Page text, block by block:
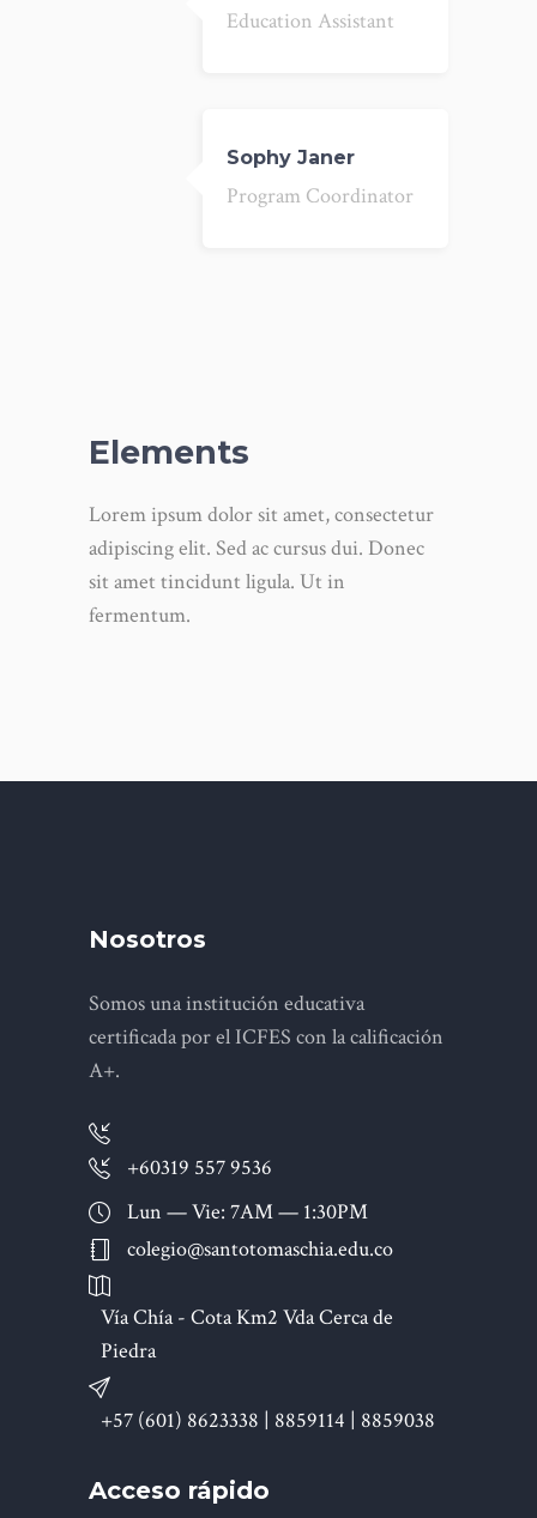
Education Assistant
Sophy Janer
Program Coordinator
Elements
Lorem ipsum dolor sit amet, consectetur
adipiscing elit. Sed ac cursus dui. Donec
sit amet tincidunt ligula. Ut in
fermentum.
Nosotros
Somos una institución educativa
certificada por el ICFES con la calificación
A+.
+60319 557 9536
Lun — Vie: 7AM — 1:30PM
colegio@santotomaschia.edu.co
Vía Chía - Cota Km2 Vda Cerca de
Piedra
+57 (601) 8623338 | 8859114 | 8859038
Acceso rápido